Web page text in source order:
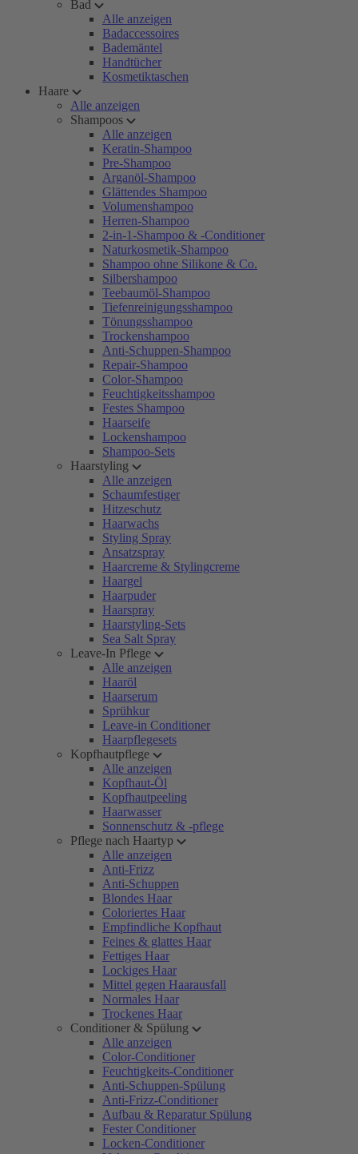
Bad
Alle anzeigen
Badaccessoires
Bademäntel
Handtücher
Kosmetiktaschen
Haare
Alle anzeigen
Shampoos
Alle anzeigen
Keratin-Shampoo
Pre-Shampoo
Arganöl-Shampoo
Glättendes Shampoo
Volumenshampoo
Herren-Shampoo
2-in-1-Shampoo & -Conditioner
Naturkosmetik-Shampoo
Shampoo ohne Silikone & Co.
Silbershampoo
Teebaumöl-Shampoo
Tiefenreinigungsshampoo
Tönungsshampoo
Trockenshampoo
Anti-Schuppen-Shampoo
Repair-Shampoo
Color-Shampoo
Feuchtigkeitsshampoo
Festes Shampoo
Haarseife
Lockenshampoo
Shampoo-Sets
Haarstyling
Alle anzeigen
Schaumfestiger
Hitzeschutz
Haarwachs
Styling Spray
Ansatzspray
Haarcreme & Stylingcreme
Haargel
Haarpuder
Haarspray
Haarstyling-Sets
Sea Salt Spray
Leave-In Pflege
Alle anzeigen
Haaröl
Haarserum
Sprühkur
Leave-in Conditioner
Haarpflegesets
Kopfhautpflege
Alle anzeigen
Kopfhaut-Öl
Kopfhautpeeling
Haarwasser
Sonnenschutz & -pflege
Pflege nach Haartyp
Alle anzeigen
Anti-Frizz
Anti-Schuppen
Blondes Haar
Coloriertes Haar
Empfindliche Kopfhaut
Feines & glattes Haar
Fettiges Haar
Lockiges Haar
Mittel gegen Haarausfall
Normales Haar
Trockenes Haar
Conditioner & Spülung
Alle anzeigen
Color-Conditioner
Feuchtigkeits-Conditioner
Anti-Schuppen-Spülung
Anti-Frizz-Conditioner
Aufbau & Reparatur Spülung
Fester Conditioner
Locken-Conditioner